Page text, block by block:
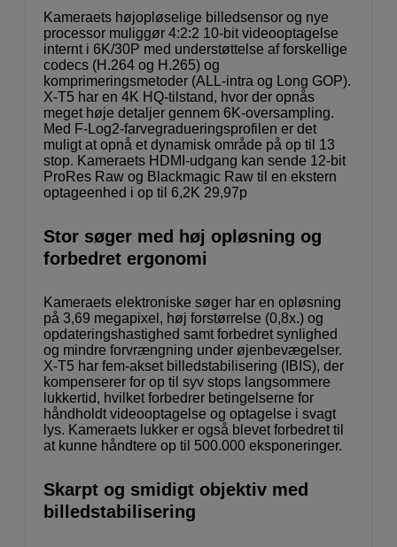
Kameraets højopløselige billedsensor og nye
processor muliggør 4:2:2 10-bit videooptagelse
internt i 6K/30P med understøttelse af forskellige
codecs (H.264 og H.265) og
komprimeringsmetoder (ALL-intra og Long GOP).
X-T5 har en 4K HQ-tilstand, hvor der opnås
meget høje detaljer gennem 6K-oversampling.
Med F-Log2-farvegradueringsprofilen er det
muligt at opnå et dynamisk område på op til 13
stop. Kameraets HDMI-udgang kan sende 12-bit
ProRes Raw og Blackmagic Raw til en ekstern
optageenhed i op til 6,2K 29,97p
Stor søger med høj opløsning og
forbedret ergonomi
Kameraets elektroniske søger har en opløsning
på 3,69 megapixel, høj forstørrelse (0,8x.) og
opdateringshastighed samt forbedret synlighed
og mindre forvrængning under øjenbevægelser.
X-T5 har fem-akset billedstabilisering (IBIS), der
kompenserer for op til syv stops langsommere
lukkertid, hvilket forbedrer betingelserne for
håndholdt videooptagelse og optagelse i svagt
lys. Kameraets lukker er også blevet forbedret til
at kunne håndtere op til 500.000 eksponeringer.
Skarpt og smidigt objektiv med
billedstabilisering